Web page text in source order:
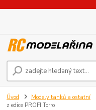
Úvod Modely tanků a ostatní
z edice PROFI Torro